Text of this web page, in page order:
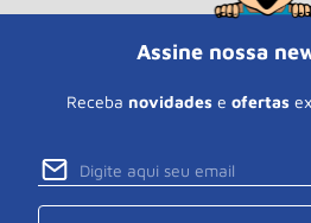
Assine nossa
Receba novidades e ofertas